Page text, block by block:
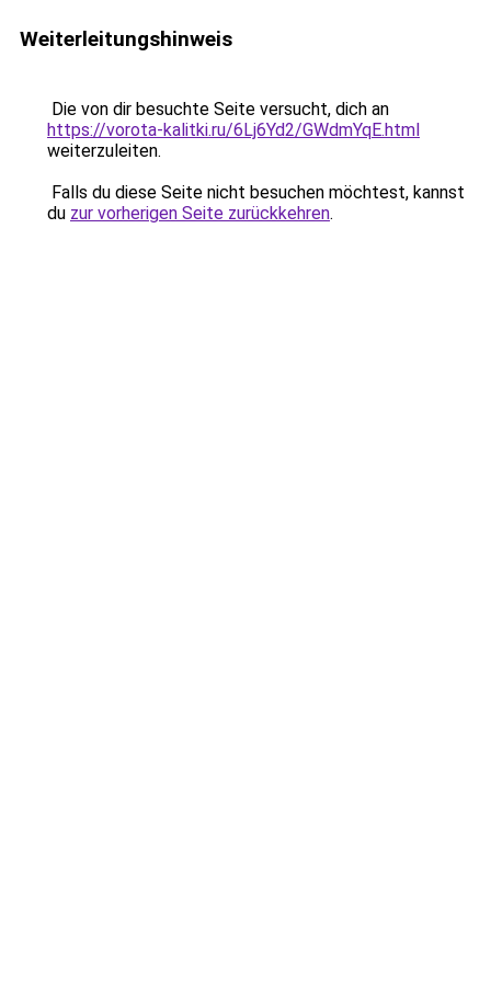
Weiterleitungshinweis
Die von dir besuchte Seite versucht, dich an
https://vorota-kalitki.ru/6Lj6Yd2/GWdmYqE.html
weiterzuleiten.
Falls du diese Seite nicht besuchen möchtest, kannst
du zur vorherigen Seite zurückkehren.